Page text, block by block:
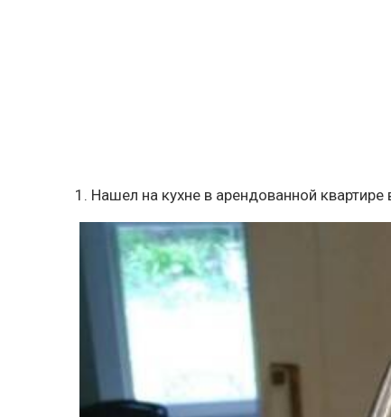
1. Нашел на кухне в арендованной квартире